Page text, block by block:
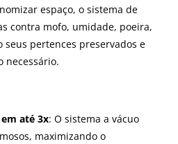
espaço, o sistema de
contra mofo, umidade, poeira,
pertences preservados e
necessário.
até 3x: O sistema a vácuo
maximizando o